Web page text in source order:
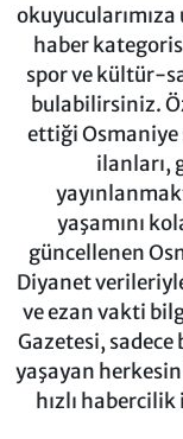
haber
spor ve kültür-
bulabilirsiniz.
ettiği Osmaniye
ilanları,
yaşamını
güncellenen
Diyanet
ve ezan vakti
Gazetesi,
yaşayan
hızlı